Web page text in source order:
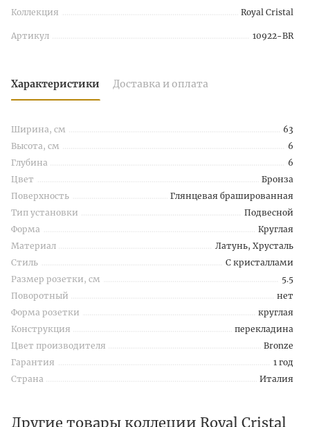
Коллекция Royal Cristal
Артикул 10922-BR
Характеристики Доставка и оплата
Ширина, см
63
Высота, см
6
Глубина
6
Цвет
Бронза
Поверхность
Глянцевая брашированная
Тип установки
Подвесной
Форма
Круглая
Материал
Латунь, Хрусталь
Стиль
С кристаллами
Размер розетки, см
5.5
Поворотный
нет
Форма розетки
круглая
Конструкция
перекладина
Цвет производителя
Bronze
Гарантия
1 год
Страна
Италия
Другие товары коллеции Royal Cristal